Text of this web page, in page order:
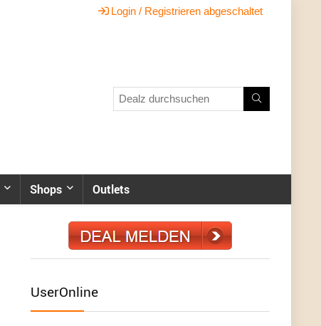
Login / Registrieren abgeschaltet
Shops Outlets
UserOnline